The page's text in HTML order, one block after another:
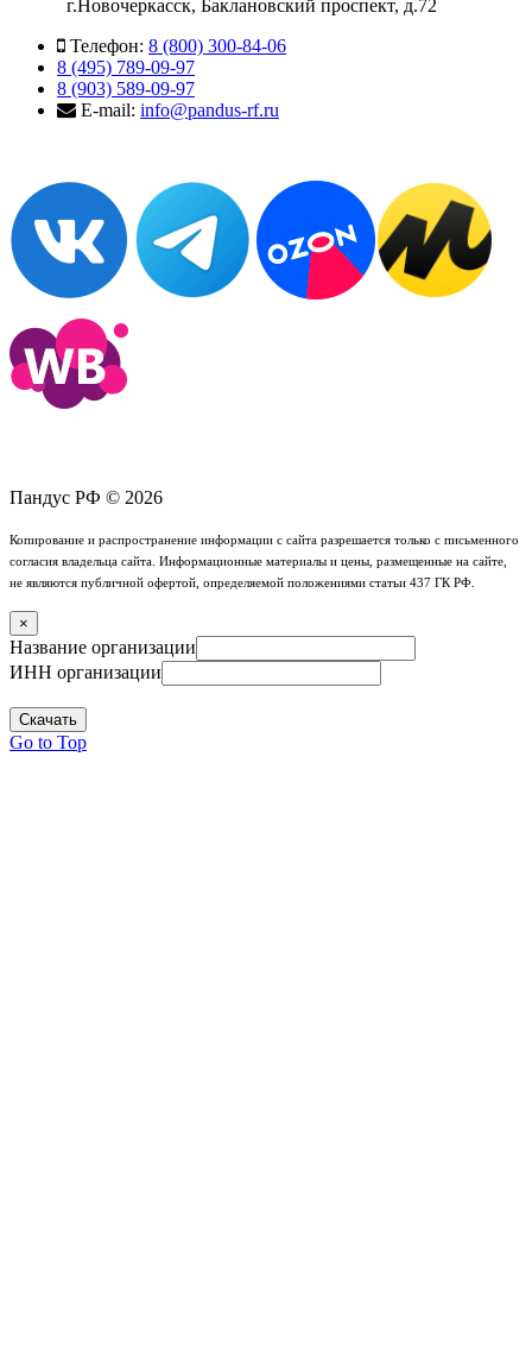
г.Новочеркасск, Баклановский проспект, д.72
Телефон: 8 (800) 300-84-06
8 (495) 789-09-97
8 (903) 589-09-97
E-mail: info@pandus-rf.ru
Пандус РФ © 2026
Копирование и распространение информации с сайта разрешается только с письменного
согласия владельца сайта. Информационные материалы и цены, размещенные на сайте,
не являются публичной офертой, определяемой положениями статьи 437 ГК РФ.
×
Название организации
ИНН организации
Скачать
Go to Top